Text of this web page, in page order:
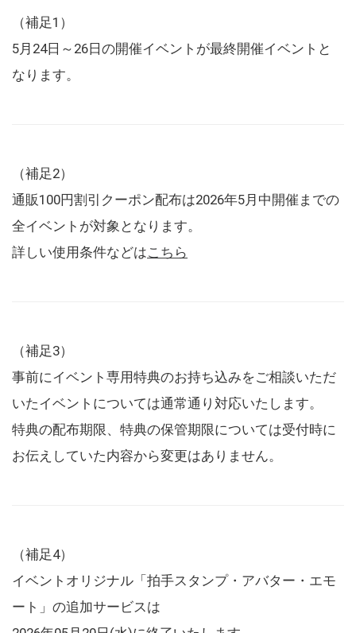
（補足1）
5月24日～26日の開催イベントが最終開催イベントと
なります。
（補足2）
通販100円割引クーポン配布は2026年5月中開催までの
全イベントが対象となります。
詳しい使用条件などはこちら
（補足3）
事前にイベント専用特典のお持ち込みをご相談いただ
いたイベントについては通常通り対応いたします。
特典の配布期限、特典の保管期限については受付時に
お伝えしていた内容から変更はありません。
（補足4）
イベントオリジナル「拍手スタンプ・アバター・エモ
ート」の追加サービスは